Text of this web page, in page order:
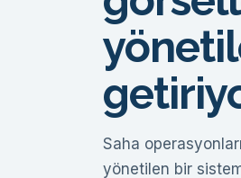
Saha
yönetilen bir